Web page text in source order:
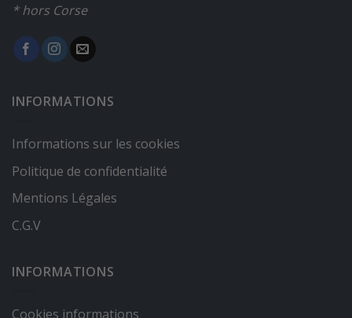
* hors Corse
INFORMATIONS
Informations sur les cookies
Politique de confidentialité
Mentions Légales
C.G.V
INFORMATIONS
Cookies informations